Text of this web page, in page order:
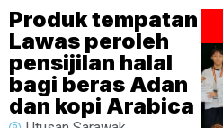
Produk tempatan
Lawas peroleh
pensijilan halal
bagi beras Adan
dan kopi Arabica